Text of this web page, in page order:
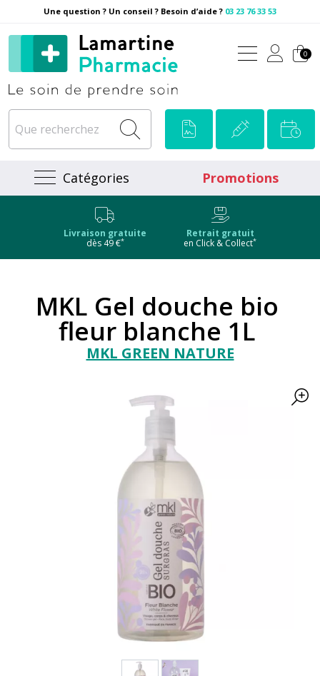
Une question ? Un conseil ? Besoin d’aide ? 03 23 76 33 53
Pharmacie Lamartine
0
Catégories Promotions
Livraison gratuite
dès 49 €*
Retrait gratuit
en Click & Collect*
MKL Gel douche bio
fleur blanche 1L
MKL GREEN NATURE